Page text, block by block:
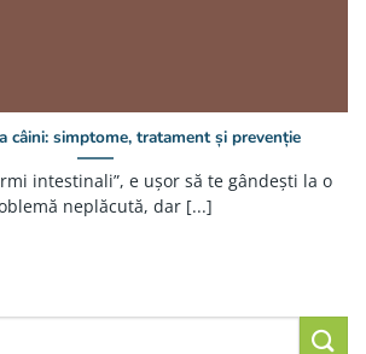
câini: simptome, tratament și prevenție
intestinali”, e ușor să te gândești la o
neplăcută, dar [...]